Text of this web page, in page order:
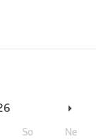
So Ne